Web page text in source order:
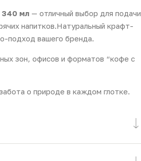
мл— отличный выбор для подачи
напитков.Натуральный крафт-
подход вашего бренда.
зон, офисов и форматов “кофе с
о природе в каждом глотке.